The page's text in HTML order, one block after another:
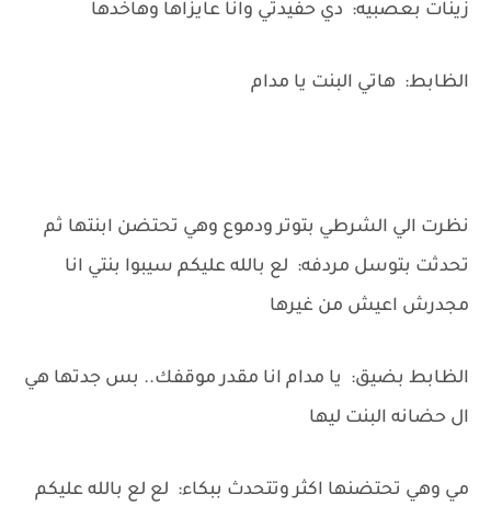
زينات بعصبيه: دي حفيدتي وانا عايزاها وهاخدها
الظابط: هاتي البنت يا مدام
نظرت الي الشرطي بتوتر ودموع وهي تحتضن ابنتها ثم
تحدثت بتوسل مردفه: لع بالله عليكم سيبوا بنتي انا
مجدرش اعيش من غيرها
الظابط بضيق: يا مدام انا مقدر موقفك.. بس جدتها هي
ال حضانه البنت ليها
مي وهي تحتضنها اكثر وتتحدث ببكاء: لع لع بالله عليكم